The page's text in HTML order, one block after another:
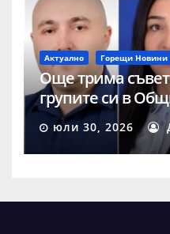
Актуално Горещи Новини
Още трима
групите си в
Шумен
юли 30, 2026